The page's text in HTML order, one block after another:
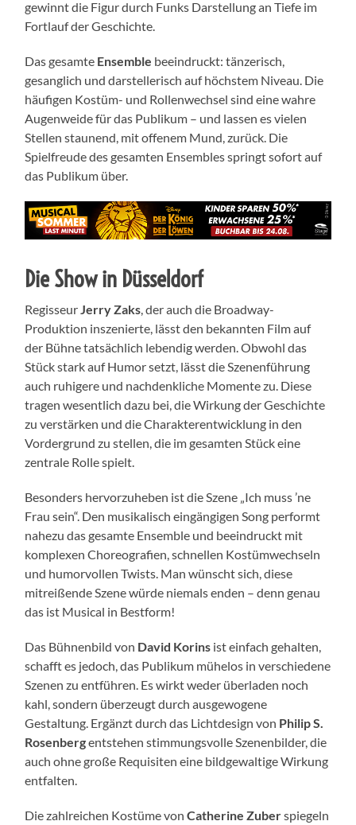
gewinnt die Figur durch Funks Darstellung an Tiefe im
Fortlauf der Geschichte.
Das gesamte Ensemble beeindruckt: tänzerisch,
gesanglich und darstellerisch auf höchstem Niveau. Die
häufigen Kostüm- und Rollenwechsel sind eine wahre
Augenweide für das Publikum – und lassen es vielen
Stellen staunend, mit offenem Mund, zurück. Die
Spielfreude des gesamten Ensembles springt sofort auf
das Publikum über.
Die Show in Düsseldorf
RegisseurJerry Zaks, der auch die Broadway-
Produktion inszenierte, lässt den bekannten Film auf
der Bühne tatsächlich lebendig werden. Obwohl das
Stück stark auf Humor setzt, lässt die Szenenführung
auch ruhigere und nachdenkliche Momente zu. Diese
tragen wesentlich dazu bei, die Wirkung der Geschichte
zu verstärken und die Charakterentwicklung in den
Vordergrund zu stellen, die im gesamten Stück eine
zentrale Rolle spielt.
Besonders hervorzuheben ist die Szene „Ich muss ’ne
Frau sein“. Den musikalisch eingängigen Song performt
nahezu das gesamte Ensemble und beeindruckt mit
komplexen Choreografien, schnellen Kostümwechseln
und humorvollen Twists. Man wünscht sich, diese
mitreißende Szene würde niemals enden – denn genau
das ist Musical in Bestform!
Das Bühnenbild von David Korins ist einfach gehalten,
schafft es jedoch, das Publikum mühelos in verschiedene
Szenen zu entführen. Es wirkt weder überladen noch
kahl, sondern überzeugt durch ausgewogene
Gestaltung. Ergänzt durch das Lichtdesign von Philip S.
Rosenbergentstehen stimmungsvolle Szenenbilder, die
auch ohne große Requisiten eine bildgewaltige Wirkung
entfalten.
Die zahlreichen Kostüme vonCatherine Zuberspiegeln